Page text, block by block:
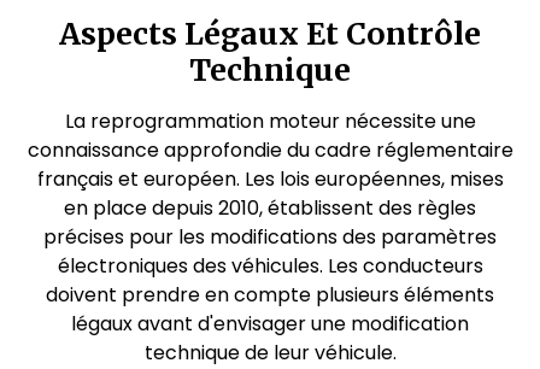
Aspects Légaux Et Contrôle
Technique
La reprogrammation moteur nécessite une
connaissance approfondie du cadre réglementaire
français et européen. Les lois européennes, mises
en place depuis 2010, établissent des règles
précises pour les modifications des paramètres
électroniques des véhicules. Les conducteurs
doivent prendre en compte plusieurs éléments
légaux avant d'envisager une modification
technique de leur véhicule.